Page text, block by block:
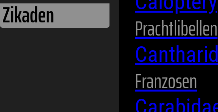
Prachtlibellen
Franzosen